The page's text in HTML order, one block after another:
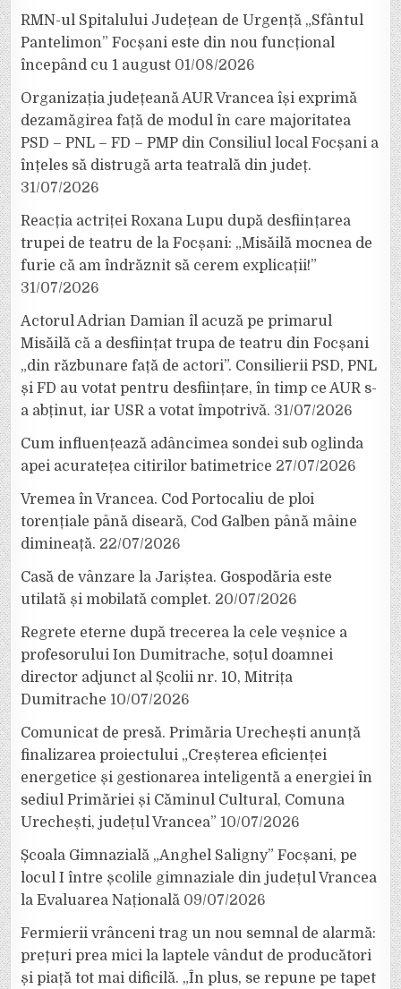
RMN-ul Spitalului Județean de Urgență „Sfântul
Pantelimon” Focșani este din nou funcțional
începând cu 1 august 01/08/2026
Organizația județeană AUR Vrancea își exprimă
dezamăgirea față de modul în care majoritatea
PSD – PNL – FD – PMP din Consiliul local Focșani a
înțeles să distrugă arta teatrală din județ.
31/07/2026
Reacția actriței Roxana Lupu după desființarea
trupei de teatru de la Focșani: „Misăilă mocnea de
furie că am îndrăznit să cerem explicații!”
31/07/2026
Actorul Adrian Damian îl acuză pe primarul
Misăilă că a desființat trupa de teatru din Focșani
„din răzbunare față de actori”. Consilierii PSD, PNL
și FD au votat pentru desființare, în timp ce AUR s-
a abținut, iar USR a votat împotrivă. 31/07/2026
Cum influențează adâncimea sondei sub oglinda
apei acuratețea citirilor batimetrice 27/07/2026
Vremea în Vrancea. Cod Portocaliu de ploi
torențiale până diseară, Cod Galben până mâine
dimineață. 22/07/2026
Casă de vânzare la Jariștea. Gospodăria este
utilată și mobilată complet. 20/07/2026
Regrete eterne după trecerea la cele veșnice a
profesorului Ion Dumitrache, soțul doamnei
director adjunct al Școlii nr. 10, Mitrița
Dumitrache 10/07/2026
Comunicat de presă. Primăria Urechești anunță
finalizarea proiectului „Creșterea eficienței
energetice și gestionarea inteligentă a energiei în
sediul Primăriei și Căminul Cultural, Comuna
Urechești, județul Vrancea” 10/07/2026
Școala Gimnazială „Anghel Saligny” Focșani, pe
locul I între școlile gimnaziale din județul Vrancea
la Evaluarea Națională 09/07/2026
Fermierii vrânceni trag un nou semnal de alarmă:
prețuri prea mici la laptele vândut de producători
și piață tot mai dificilă. „În plus, se repune pe tapet